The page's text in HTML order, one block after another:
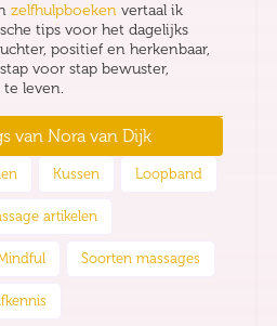
zelfhulpboeken vertaal ik
tips voor het dagelijks
positief en herkenbaar,
voor stap bewuster,
leven.
van Nora van Dijk
Kussen Loopband
artikelen
Soorten massages